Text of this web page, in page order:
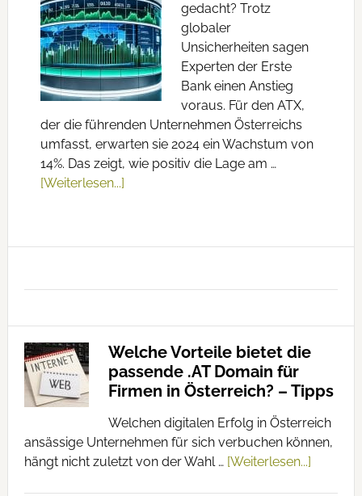
gedacht? Trotz
globaler
Unsicherheiten sagen
Experten der Erste
Bank einen Anstieg
voraus. Für den ATX,
der die führenden Unternehmen Österreichs
umfasst, erwarten sie 2024 ein Wachstum von
14%. Das zeigt, wie positiv die Lage am …
[Weiterlesen...]
Welche Vorteile bietet die
passende .AT Domain für
Firmen in Österreich? – Tipps
Welchen digitalen Erfolg in Österreich
ansässige Unternehmen für sich verbuchen können,
hängt nicht zuletzt von der Wahl … [Weiterlesen...]